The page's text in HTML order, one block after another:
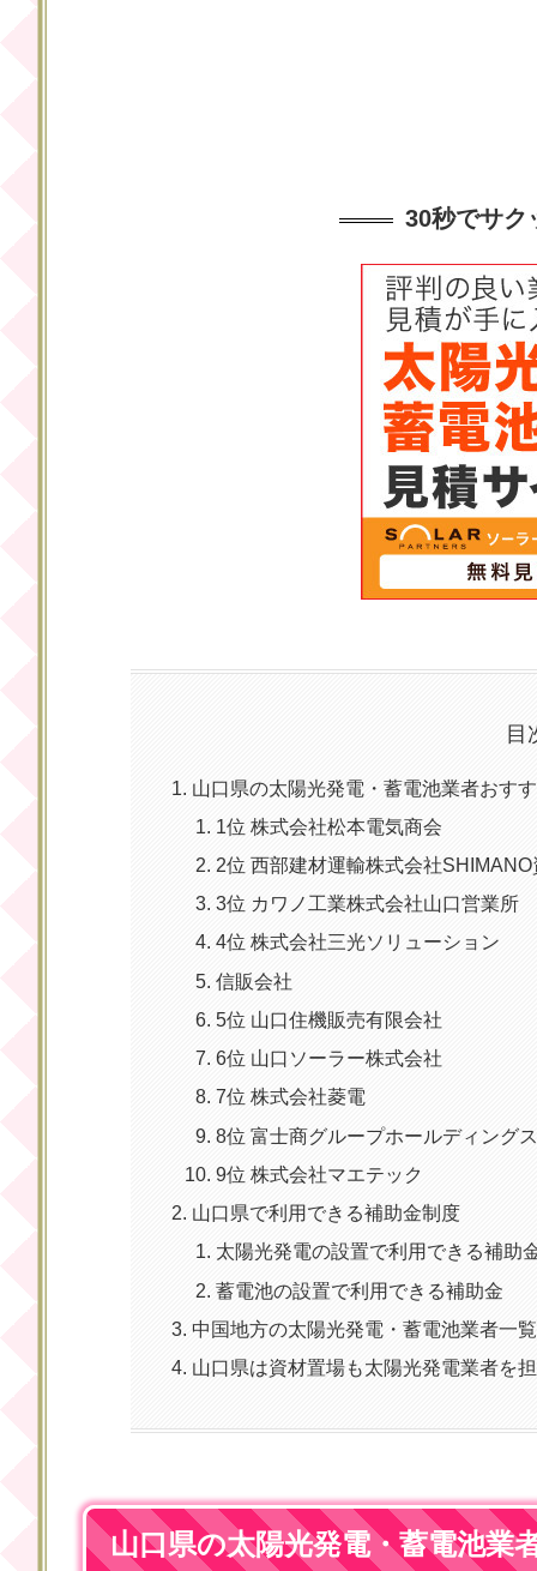
30秒でサク
目
山口県の太陽光発電・蓄電池業者おす
1位 株式会社松本電気商会
2位 西部建材運輸株式会社
3位 カワノ工業株式会社山口営業所
4位 株式会社三光ソリューション
信販会社
5位 山口住機販売有限会社
6位 山口ソーラー株式会社
7位 株式会社菱電
8位 富士商グループホールディング
9位 株式会社マエテック
山口県で利用できる補助金制度
太陽光発電の設置で利用できる補助
蓄電池の設置で利用できる補助金
中国地方の太陽光発電・蓄電池業者一覧
山口県は資材置場も太陽光発電業者を
山口県の太陽光発電・蓄電池業